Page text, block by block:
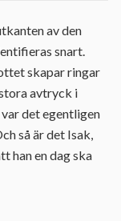
av den
snart.
skapar ringar
avtryck i
det egentligen
så är det Isak,
han en dag ska